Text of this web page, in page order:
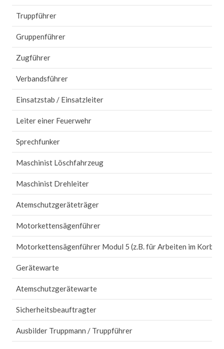
Truppführer
Gruppenführer
Zugführer
Verbandsführer
Einsatzstab / Einsatzleiter
Leiter einer Feuerwehr
Sprechfunker
Maschinist Löschfahrzeug
Maschinist Drehleiter
Atemschutzgeräteträger
Motorkettensägenführer
Motorkettensägenführer Modul 5 (z.B. für Arbeiten im Korb
Gerätewarte
Atemschutzgerätewarte
Sicherheitsbeauftragter
Ausbilder Truppmann / Truppführer